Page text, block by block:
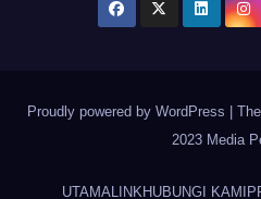
Proudly powered by WordPress |
2023 Media
UTAMA LINK HUBUNGI KAMI